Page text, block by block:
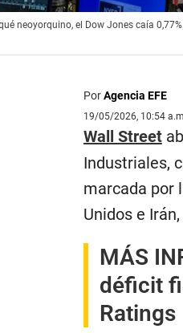
neoyorquino, el Dow Jones caía
PorAgencia EFE
19/05/2026, 10:54
Wall Street
Industriales,
marcada por
Unidos e
MÁS
déficit
Ratings